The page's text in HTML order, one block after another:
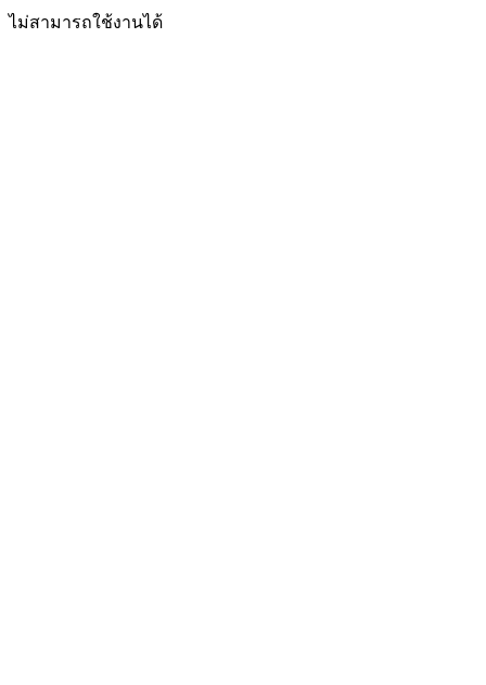
ไม่สามารถใช้งานได้